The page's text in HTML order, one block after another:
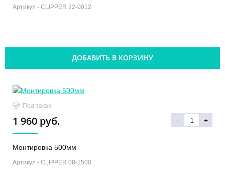
Артикул - CLIPPER 22-0012
ДОБАВИТЬ В КОРЗИНУ
Под заказ
1 960 руб. - +
Монтировка 500мм
Артикул - CLIPPER 08-1500